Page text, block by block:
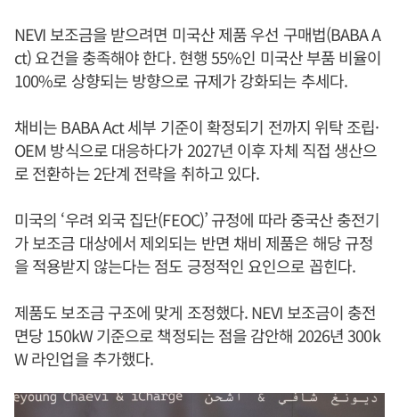
NEVI 보조금을 받으려면 미국산 제품 우선 구매법(BABA A
ct) 요건을 충족해야 한다. 현행 55%인 미국산 부품 비율이
100%로 상향되는 방향으로 규제가 강화되는 추세다.
채비는 BABA Act 세부 기준이 확정되기 전까지 위탁 조립·
OEM 방식으로 대응하다가 2027년 이후 자체 직접 생산으
로 전환하는 2단계 전략을 취하고 있다.
미국의 ‘우려 외국 집단(FEOC)’ 규정에 따라 중국산 충전기
가 보조금 대상에서 제외되는 반면 채비 제품은 해당 규정
을 적용받지 않는다는 점도 긍정적인 요인으로 꼽힌다.
제품도 보조금 구조에 맞게 조정했다. NEVI 보조금이 충전
면당 150kW 기준으로 책정되는 점을 감안해 2026년 300k
W 라인업을 추가했다.